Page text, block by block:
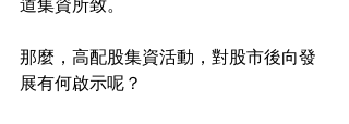
道集資所致。
那麼，高配股集資活動，對股市後向發
展有何啟示呢？